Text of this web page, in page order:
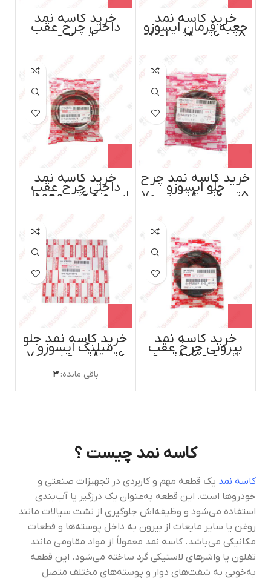
خرید کاسه نمد
جعبه فرمان ایسوزو
5تن،6تن،8تن اصل
خرید کاسه نمد
داخلی چرخ عقب
ایسوزو
ABS اصل ایسوزو
خرید کاسه نمد چرخ
جلو ایسوزو
5تن،6تن،8تن،پی70
ژاپن
خرید کاسه نمد
داخلی چرخ عقب
ایسوزو 6تن معمولی
خرید کاسه نمد
بیرونی چرخ عقب
ایسوزو 6و8تن و
خرید کاسه نمد جلو
میلنگ ایسوزو
6تن،8تن و پی700
باقی مانده: 3
کاسه نمد چیست ؟
کاسه نمد یک قطعه مهم و کاربردی در تجهیزات صنعتی و
خودروها است. این قطعه به‌عنوان یک درزگیر یا آب‌بندی
استفاده می‌شود و وظیفه‌اش جلوگیری از نشت سیالات مانند
روغن یا سایر مایعات از بیرون به داخل پوسته‌ها و قطعات
مکانیکی می‌باشد. کاسه نمد معمولاً از مواد مقاومی مانند
تفلون یا واشرهای لاستیکی گرد ساخته می‌شود. این قطعه
به‌خوبی به شفت‌های دوار و پوسته‌های مختلف متصل